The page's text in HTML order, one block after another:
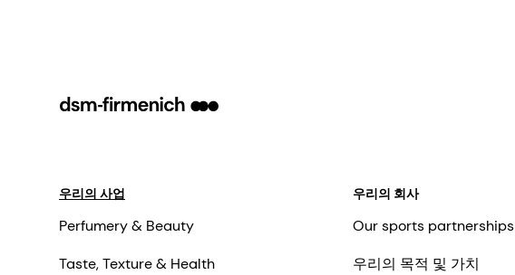
우리의 사업
Perfumery & Beauty
Taste, Texture & Health
우리의 회사
Our sports partnerships
우리의 목적 및 가치